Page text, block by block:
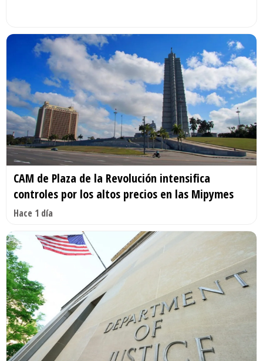
CAM de Plaza de la Revolución intensifica
controles por los altos precios en las Mipymes
Hace 1 día